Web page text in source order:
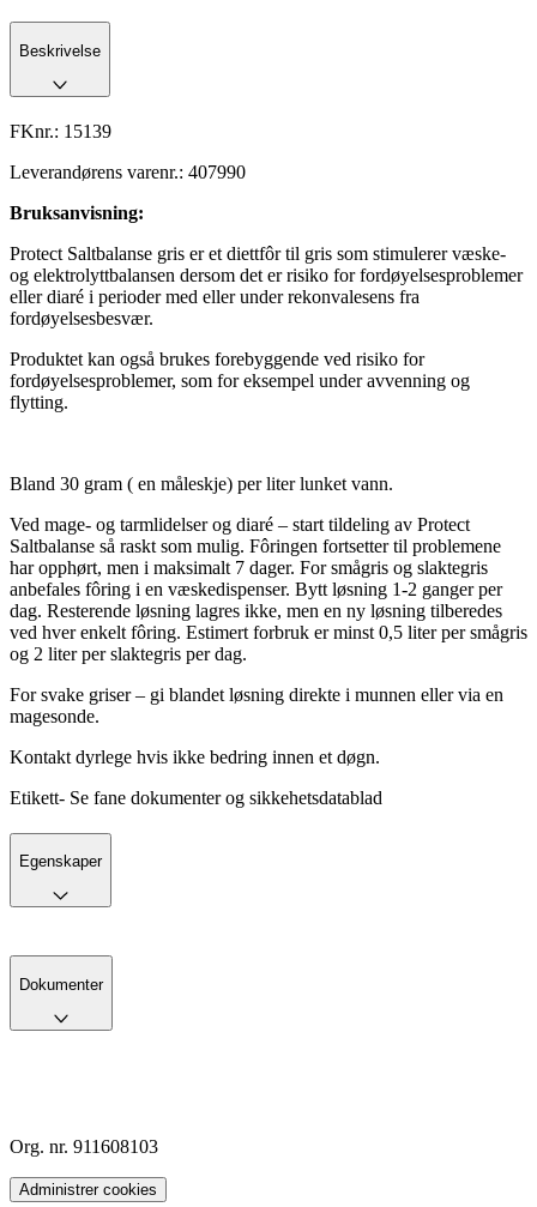
Beskrivelse
FKnr.: 15139
Leverandørens varenr.: 407990
Bruksanvisning:
Protect Saltbalanse gris er et diettfôr til gris som stimulerer væske-
og elektrolyttbalansen dersom det er risiko for fordøyelsesproblemer
eller diaré i perioder med eller under rekonvalesens fra
fordøyelsesbesvær.
Produktet kan også brukes forebyggende ved risiko for
fordøyelsesproblemer, som for eksempel under avvenning og
flytting.
Bland 30 gram ( en måleskje) per liter lunket vann.
Ved mage- og tarmlidelser og diaré – start tildeling av Protect
Saltbalanse så raskt som mulig. Fôringen fortsetter til problemene
har opphørt, men i maksimalt 7 dager. For smågris og slaktegris
anbefales fôring i en væskedispenser. Bytt løsning 1-2 ganger per
dag. Resterende løsning lagres ikke, men en ny løsning tilberedes
ved hver enkelt fôring. Estimert forbruk er minst 0,5 liter per smågris
og 2 liter per slaktegris per dag.
For svake griser – gi blandet løsning direkte i munnen eller via en
magesonde.
Kontakt dyrlege hvis ikke bedring innen et døgn.
Etikett- Se fane dokumenter og sikkehetsdatablad
Egenskaper
Dokumenter
Org. nr. 911608103
Administrer cookies